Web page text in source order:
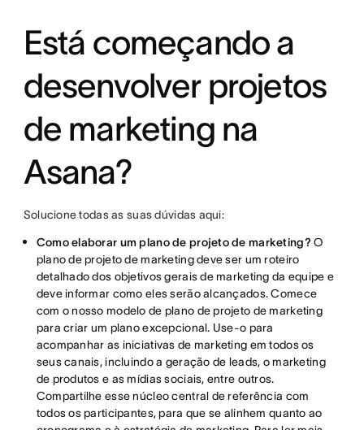
Está começando a
desenvolver projetos
de marketing na
Asana?
Solucione todas as suas dúvidas aqui:
Como elaborar um plano de projeto de marketing?O
plano de projeto de marketing deve ser um roteiro
detalhado dos objetivos gerais de marketing da equipe e
deve informar como eles serão alcançados. Comece
com o nosso modelo de plano de projeto de marketing
para criar um plano excepcional. Use-o para
acompanhar as iniciativas de marketing em todos os
seus canais, incluindo a geração de leads, o marketing
de produtos e as mídias sociais, entre outros.
Compartilhe esse núcleo central de referência com
todos os participantes, para que se alinhem quanto ao